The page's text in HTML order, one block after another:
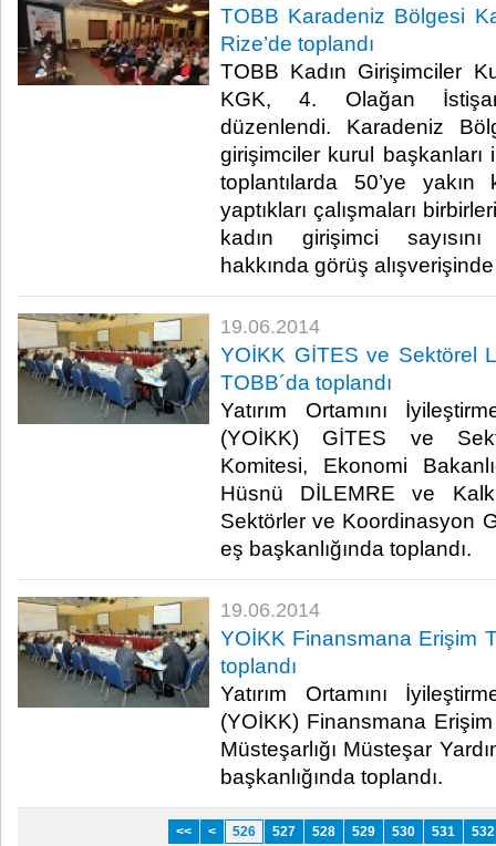
TOBB Karadeniz Bölgesi
Rize’de toplandı
TOBB Kadın Girişimciler
KGK, 4. Olağan
düzenlendi. Karadeniz
girişimciler kurul başkanları
toplantılarda 50’ye yakın
yaptıkları çalışmaları
kadın girişimci
hakkında görüş
19.06.2014
YOİKK GİTES ve Sektörel
TOBB´da toplandı
Yatırım Ortamını
(YOİKK) GİTES ve
Komitesi, Ekonomi
Hüsnü DİLEMRE ve
Sektörler ve Koordinasyon
eş başkanlığında toplandı.​
19.06.2014
YOİKK Finansmana Erişim
toplandı
Yatırım Ortamını
(YOİKK) Finansmana
Müsteşarlığı Müsteşar
başkanlığında toplandı.​
<< < 526 527 528 529 530 531 532